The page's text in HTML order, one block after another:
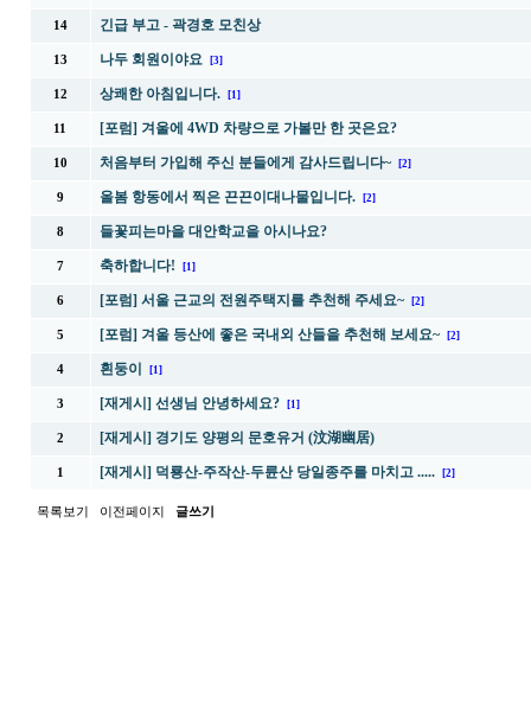
14 긴급 부고 - 곽경호 모친상
13 나두 회원이야요 [3]
12 상쾌한 아침입니다. [1]
11 [포럼] 겨울에 4WD 차량으로 가볼만 한 곳은요?
10 처음부터 가입해 주신 분들에게 감사드립니다~ [2]
9 올봄 항동에서 찍은 끈끈이대나물입니다. [2]
8 들꽃피는마을 대안학교을 아시나요?
7 축하합니다! [1]
6 [포럼] 서울 근교의 전원주택지를 추천해 주세요~ [2]
5 [포럼] 겨울 등산에 좋은 국내외 산들을 추천해 보세요~ [2]
4 흰둥이 [1]
3 [재게시] 선생님 안녕하세요? [1]
2 [재게시] 경기도 양평의 문호유거 (汶湖幽居)
1 [재게시] 덕룡산-주작산-두륜산 당일종주를 마치고 ..... [2]
목록보기 이전페이지 글쓰기